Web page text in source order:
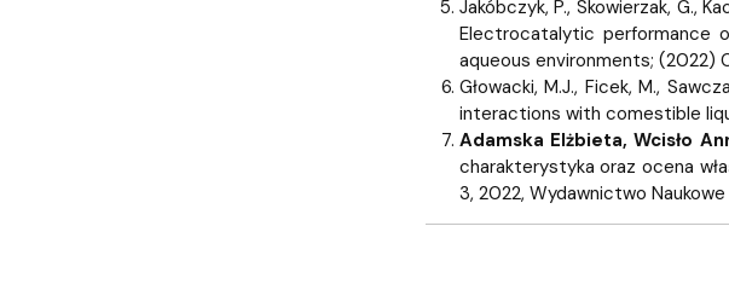
Jakóbczyk, P., Skowierzak, G.,
Electrocatalytic performance
aqueous environments; (2022)
Głowacki, M.J., Ficek, M.,
interactions with comestible
Adamska Elżbieta, Wcisło
charakterystyka oraz ocena
3, 2022, Wydawnictwo